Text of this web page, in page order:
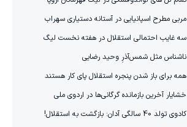
مربی مطرح اسپانیایی در آستانه دستیاری سهراب
سه غایب احتمالی استقلال در هفته نخست لیگ
ناشناس مثل شمس‌آذرِ وحید رضایی
همه برای باز شدن پنجره استقلال پای کار هستند
خشایار آخرین بازمانده گرگانی‌ها در اردوی ملی
کادوی تولد 40 سالگی آدان: بازگشت به استقلال!